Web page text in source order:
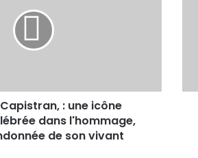
: une icône
dans l'hommage,
de son vivant